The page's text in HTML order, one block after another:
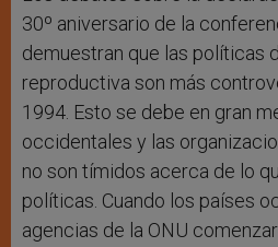
30º aniversario de la
demuestran que las políticas
reproductiva son más
1994. Esto se debe en gran
occidentales y las
no son tímidos acerca de lo
políticas. Cuando los países
agencias de la ONU